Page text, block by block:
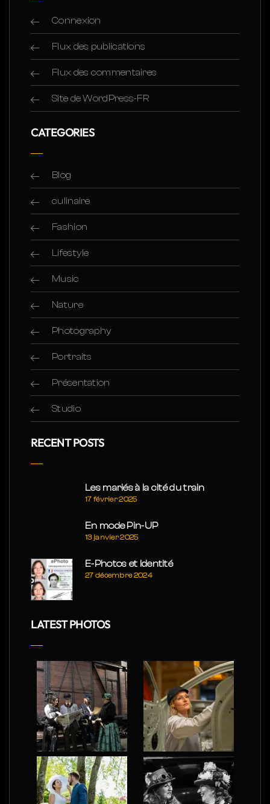
Connexion
Flux des publications
Flux des commentaires
Site de WordPress-FR
CATEGORIES
Blog
culinaire
Fashion
Lifestyle
Music
Nature
Photography
Portraits
Présentation
Studio
RECENT POSTS
Les mariés à la cité du train
17 février 2025
En mode Pin-UP
13 janvier 2025
E-Photos et Identité
27 décembre 2024
LATEST PHOTOS